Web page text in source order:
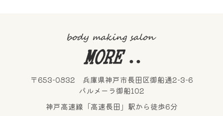
〒653-0832 兵庫県神戸市長田区御船通2-3-6
パルメーラ御船102
神戸高速線「高速長田」駅から徒歩6分